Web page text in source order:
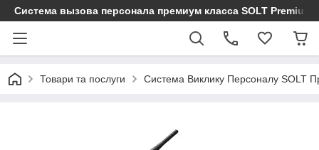
Cистема вызова персонала премиум класса SOLT Premium
Товари та послуги Система Виклику Персоналу SOLT